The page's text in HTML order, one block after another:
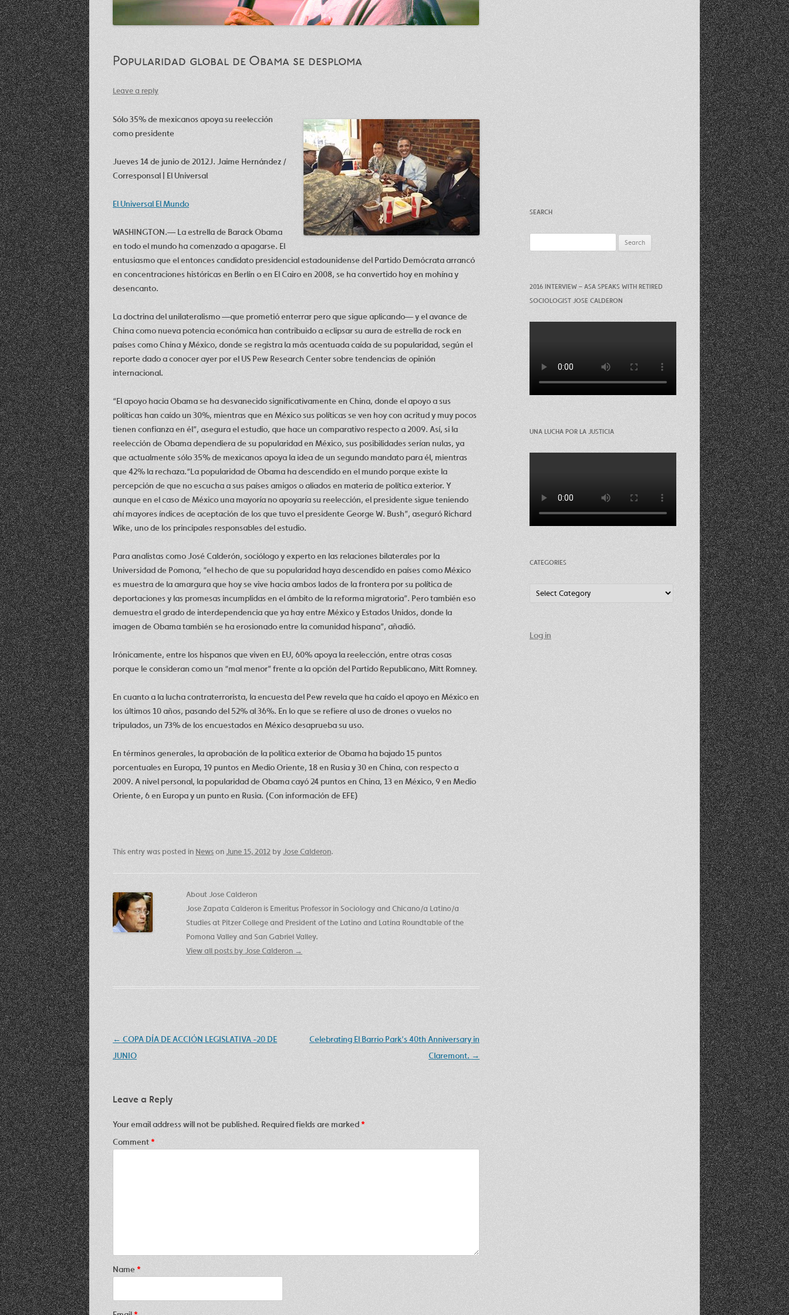
Popularidad global de Obama se desploma
Leave a reply
Sólo 35% de mexicanos apoya su reelección
como presidente
Jueves 14 de junio de 2012J. Jaime Hernández /
Corresponsal | El Universal
El Universal El Mundo
WASHINGTON.— La estrella de Barack Obama
en todo el mundo ha comenzado a apagarse. El
entusiasmo que el entonces candidato presidencial estadounidense del Partido Demócrata arrancó
en concentraciones históricas en Berlín o en El Cairo en 2008, se ha convertido hoy en mohína y
desencanto.
La doctrina del unilateralismo —que prometió enterrar pero que sigue aplicando— y el avance de
China como nueva potencia económica han contribuido a eclipsar su aura de estrella de rock en
países como China y México, donde se registra la más acentuada caída de su popularidad, según el
reporte dado a conocer ayer por el US Pew Research Center sobre tendencias de opinión
internacional.
“El apoyo hacia Obama se ha desvanecido significativamente en China, donde el apoyo a sus
políticas han caído un 30%, mientras que en México sus políticas se ven hoy con acritud y muy pocos
tienen confianza en él”, asegura el estudio, que hace un comparativo respecto a 2009. Así, si la
reelección de Obama dependiera de su popularidad en México, sus posibilidades serían nulas, ya
que actualmente sólo 35% de mexicanos apoya la idea de un segundo mandato para él, mientras
que 42% la rechaza.“La popularidad de Obama ha descendido en el mundo porque existe la
percepción de que no escucha a sus países amigos o aliados en materia de política exterior. Y
aunque en el caso de México una mayoría no apoyaría su reelección, el presidente sigue teniendo
ahí mayores índices de aceptación de los que tuvo el presidente George W. Bush”, aseguró Richard
Wike, uno de los principales responsables del estudio.
Para analistas como José Calderón, sociólogo y experto en las relaciones bilaterales por la
Universidad de Pomona, “el hecho de que su popularidad haya descendido en países como México
es muestra de la amargura que hoy se vive hacia ambos lados de la frontera por su política de
deportaciones y las promesas incumplidas en el ámbito de la reforma migratoria”. Pero también eso
demuestra el grado de interdependencia que ya hay entre México y Estados Unidos, donde la
imagen de Obama también se ha erosionado entre la comunidad hispana”, añadió.
Irónicamente, entre los hispanos que viven en EU, 60% apoya la reelección, entre otras cosas
porque le consideran como un “mal menor” frente a la opción del Partido Republicano, Mitt Romney.
En cuanto a la lucha contraterrorista, la encuesta del Pew revela que ha caído el apoyo en México en
los últimos 10 años, pasando del 52% al 36%. En lo que se refiere al uso de drones o vuelos no
tripulados, un 73% de los encuestados en México desaprueba su uso.
En términos generales, la aprobación de la política exterior de Obama ha bajado 15 puntos
porcentuales en Europa, 19 puntos en Medio Oriente, 18 en Rusia y 30 en China, con respecto a
2009. A nivel personal, la popularidad de Obama cayó 24 puntos en China, 13 en México, 9 en Medio
Oriente, 6 en Europa y un punto en Rusia. (Con información de EFE)
This entry was posted in NewsonJune 15, 2012 byJose Calderon.
About Jose Calderon
Jose Zapata Calderon is Emeritus Professor in Sociology and Chicano/a Latino/a
Studies at Pitzer College and President of the Latino and Latina Roundtable of the
Pomona Valley and San Gabriel Valley.
View all posts by Jose Calderon →
Post
navigation
← COPA DÍA DE ACCIÓN LEGISLATIVA -20 DE
JUNIO
Celebrating El Barrio Park’s 40th Anniversary in
Claremont. →
Leave a Reply
Your email address will not be published. Required fields are marked*
Comment*
Name *
SEARCH
for:
2016 INTERVIEW – ASA SPEAKS WITH RETIRED
SOCIOLOGIST JOSE CALDERON
UNA LUCHA POR LA JUSTICIA
CATEGORIES
Log in